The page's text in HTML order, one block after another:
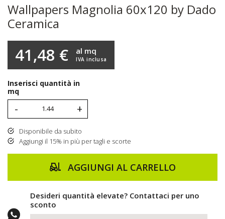
Wallpapers Magnolia 60x120 by Dado
Ceramica
41,48 € IVA inclusa
al mq
Inserisci quantità in
mq
- +
Disponibile da subito
Aggiungi il 15% in più per tagli e scorte
AGGIUNGI AL CARRELLO
Desideri quantità elevate? Contattaci per uno
sconto